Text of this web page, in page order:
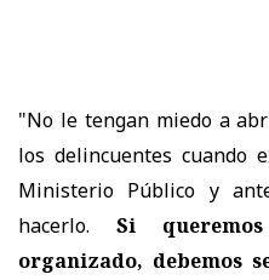
"No le tengan miedo a
los delincuentes cuando
Ministerio Público y
hacerlo. Si
organizado, debemos